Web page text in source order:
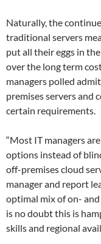
Naturally, the
traditional servers
put all their eggs in
over the long term
managers polled
premises servers and
certain requirements.
“Most IT managers
options instead of
off-premises cloud
manager and report
optimal mix of on-
is no doubt this is
skills and regional